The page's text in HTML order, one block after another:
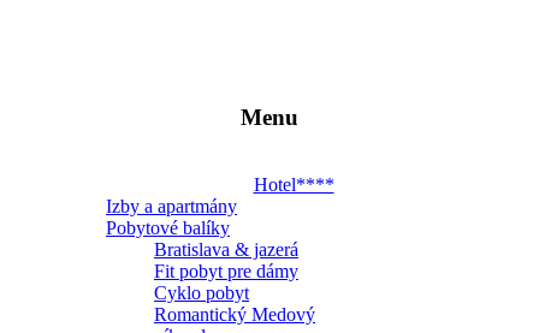
PONTEO
Menu
Hotel****
Izby a apartmány
Pobytové balíky
Bratislava & jazerá
Fit pobyt pre dámy
Cyklo pobyt
Romantický Medový